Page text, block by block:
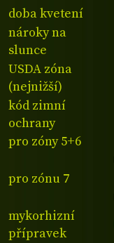
doba kvetení
nároky na
slunce
USDA zóna
(nejnižší)
kód zimní
ochrany
pro zóny 5+6
pro zónu 7
mykorhizní
přípravek